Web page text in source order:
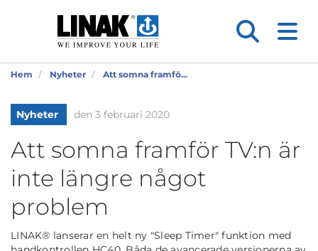
Hem Nyheter Att somna framfö...
Nyheter den 3 februari 2020
Att somna framför TV:n är
inte längre något
problem
LINAK® lanserar en helt ny "Sleep Timer" funktion med